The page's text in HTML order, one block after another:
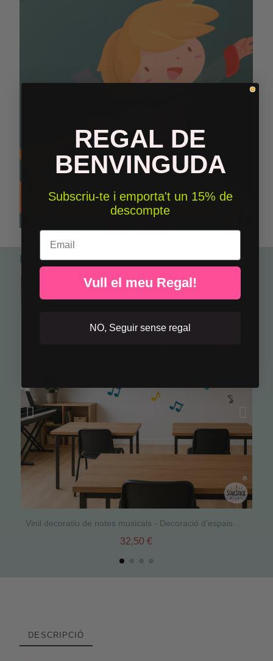
Perfecte per combinar
32,50 €
DESCRIPCIÓ
REGAL DE
BENVINGUDA
Subscriu-te i emporta't un 15% de
descompte
Email
Vull el meu Regal!
NO, Seguir sense regal